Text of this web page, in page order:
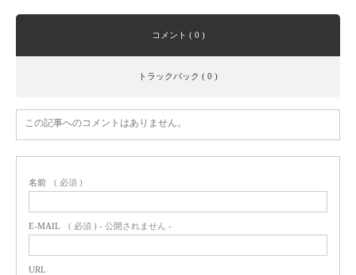
コメント ( 0 )
トラックバック ( 0 )
この記事へのコメントはありません。
名前 ( 必須 )
E-MAIL ( 必須 ) - 公開されません -
URL